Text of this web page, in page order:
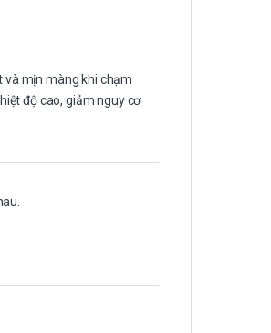
và mịn màng khi chạm
độ cao, giảm nguy cơ